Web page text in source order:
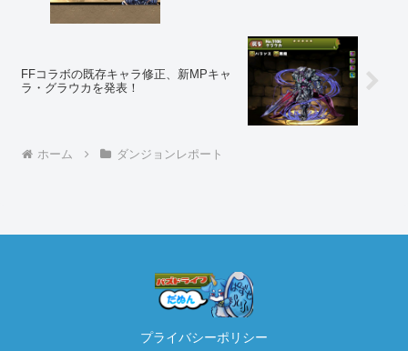
FFコラボの既存キャラ修正、新MPキャ
ラ・グラウカを発表！
ホーム ダンジョンレポート
プライバシーポリシー